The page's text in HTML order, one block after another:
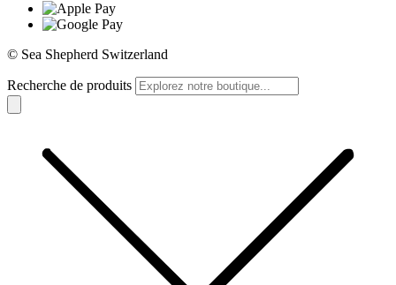
© Sea Shepherd Switzerland
Recherche de produits